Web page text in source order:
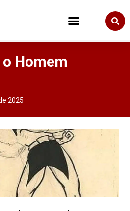
Homem
2025